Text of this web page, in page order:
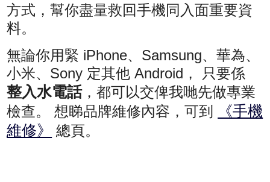
方式，幫你盡量救回手機同入面重要資
料。
無論你用緊 iPhone、Samsung、華為、
小米、Sony 定其他 Android， 只要係
整入水電話，都可以交俾我哋先做專業
檢查。 想睇品牌維修內容，可到
《手機
維修》
總頁。